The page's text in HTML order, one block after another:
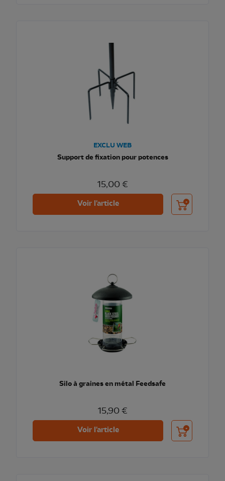
EXCLU WEB
Support de fixation pour potences
15,00 €
Voir l'article Ajouter au
Silo à graines en métal Feedsafe
15,90 €
Voir l'article Ajouter au